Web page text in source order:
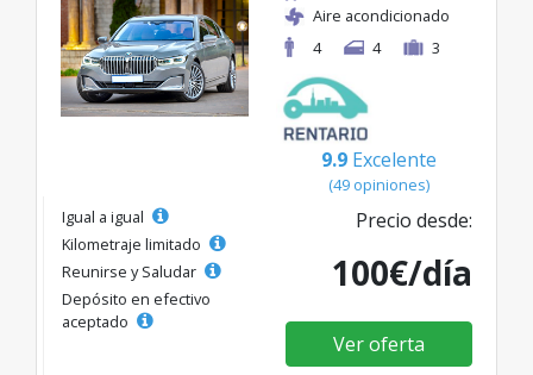
Aire acondicionado
4
4 3
9.9 Excelente
(49 opiniones)
Igual a igual
Kilometraje limitado
Reunirse y Saludar
Depósito en efectivo
aceptado
Precio desde:
100€/día
Ver oferta